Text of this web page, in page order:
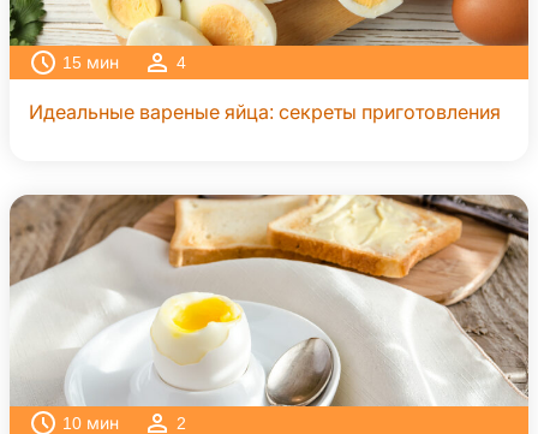
15 мин 4
Идеальные вареные яйца: секреты приготовления
10 мин 2